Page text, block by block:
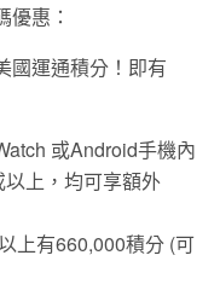
惠：
國運通積分！即有
或Android手機內
上，均可享額外
上有660,000積分 (可